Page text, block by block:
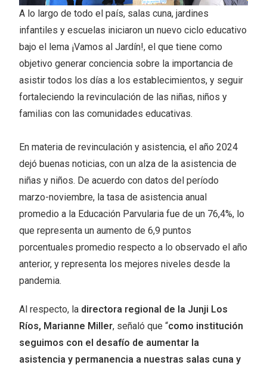
A lo largo de todo el país, salas cuna, jardines
infantiles y escuelas iniciaron un nuevo ciclo educativo
bajo el lema ¡Vamos al Jardín!, el que tiene como
objetivo generar conciencia sobre la importancia de
asistir todos los días a los establecimientos, y seguir
fortaleciendo la revinculación de las niñas, niños y
familias con las comunidades educativas.
En materia de revinculación y asistencia, el año 2024
dejó buenas noticias, con un alza de la asistencia de
niñas y niños. De acuerdo con datos del período
marzo-noviembre, la tasa de asistencia anual
promedio a la Educación Parvularia fue de un 76,4%, lo
que representa un aumento de 6,9 puntos
porcentuales promedio respecto a lo observado el año
anterior, y representa los mejores niveles desde la
pandemia.
Al respecto, la directora regional de la Junji Los
Ríos, Marianne Miller, señaló que “como institución
seguimos con el desafío de aumentar la
asistencia y permanencia a nuestras salas cuna y